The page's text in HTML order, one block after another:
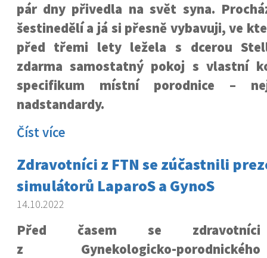
pár dny přivedla na svět syna.
šestinedělí a já si přesně vybavuji, ve
před třemi lety ležela s dcerou
zdarma samostatný pokoj s vlastní
specifikum místní porodnice –
nadstandardy.
Číst více
Zdravotníci z FTN se zúčastnili
simulátorů LaparoS a GynoS
14.10.2022
Před časem se zdravotníci
z Gynekologicko-porodnického